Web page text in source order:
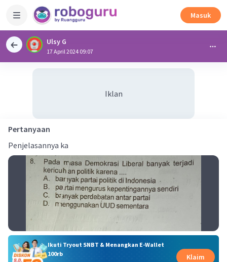
Masuk
Ulsy G
17 April 2024 09:07
Iklan
Pertanyaan
Penjelasannya ka
Ikuti Tryout SNBT & Menangkan E-Wallet
100rb
Klaim